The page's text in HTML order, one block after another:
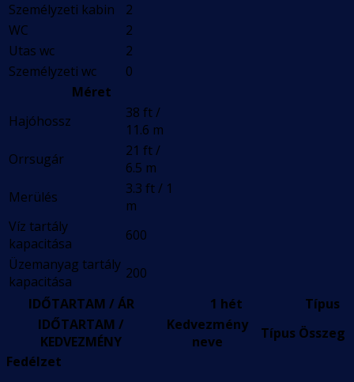
Személyzeti kabin
2
WC
2
Utas wc
2
Személyzeti wc
0
Méret
Hajóhossz
38 ft /
11.6 m
Orrsugár
21 ft /
6.5 m
Merülés
3.3 ft / 1
m
Víz tartály
kapacitása
600
Üzemanyag tartály
kapacitása
200
IDŐTARTAM / ÁR
1 hét
Típus
IDŐTARTAM /
KEDVEZMÉNY
Kedvezmény
neve
Típus Összeg
Fedélzet